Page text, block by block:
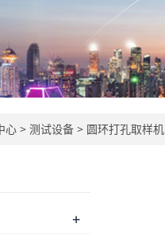
心 > 测试设备 > 圆环打孔取样机
+